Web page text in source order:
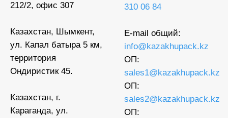
212/2, офис 307
Казахстан, Шымкент,
ул. Капал батыра 5 км,
территория
Ондиристик 45.
Казахстан, г.
Караганда, ул.
310 06 84
E-mail общий:
info@kazakhupack.kz
ОП:
sales1@kazakhupack.kz
ОП:
sales2@kazakhupack.kz
ОП: